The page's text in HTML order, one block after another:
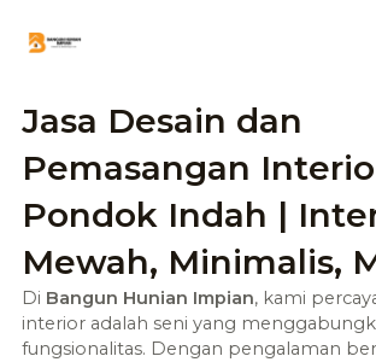
Jasa Desain dan
Pemasangan
Pondok Indah |
Mewah, Minimalis,
Di Bangun Hunian Impian, kami
interior adalah seni yang
fungsionalitas. Dengan pengalaman